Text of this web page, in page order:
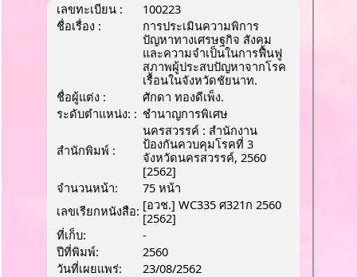
เลขทะเบียน :
100223
ชื่อเรื่อง :
การประเมินความพิการ
ปัญหาทางเศรษฐกิจ สังคม
และความจำเป็นในการฟื้นฟู
สภาพผู้ประสบปัญหาจากโรค
เรื้อนในจังหวัดชัยนาท.
ชื่อผู้แต่ง :
ศักดา ทองดีเพ็ง.
ระดับตำแหน่ง: : ชํานาญการพิเศษ
สำนักพิมพ์ :
นครสวรรค์ : สำนักงาน
ป้องกันควบคุมโรคที่ 3
จังหวัดนครสวรรค์, 2560
[2562]
จำนวนหน้า:
75 หน้า
เลขเรียกหนังสือ: [อวช.] WC335 ศ321ก 2560
[2562]
ที่เก็บ:
-
ปีที่พิมพ์:
2560
วันที่เผยแพร่:
23/08/2562